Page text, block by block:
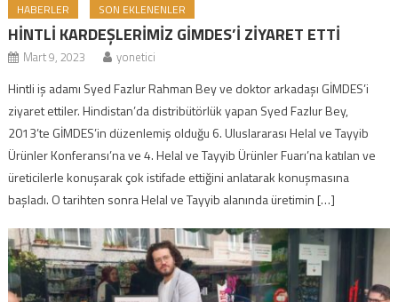
HABERLER SON EKLENENLER
HİNTLİ KARDEŞLERİMİZ GİMDES’İ ZİYARET ETTİ
Mart 9, 2023 yonetici
Hintli iş adamı Syed Fazlur Rahman Bey ve doktor arkadaşı GİMDES’i
ziyaret ettiler. Hindistan’da distribütörlük yapan Syed Fazlur Bey,
2013’te GİMDES’in düzenlemiş olduğu 6. Uluslararası Helal ve Tayyib
Ürünler Konferansı’na ve 4. Helal ve Tayyib Ürünler Fuarı’na katılan ve
üreticilerle konuşarak çok istifade ettiğini anlatarak konuşmasına
başladı. O tarihten sonra Helal ve Tayyib alanında üretimin […]